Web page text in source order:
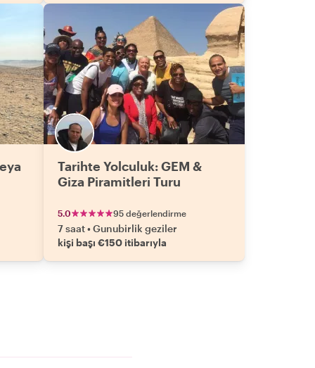
Tarihte Yolculuk: GEM &
Giza Piramitleri Turu
5.0 95 değerlendirme
7 saat•Gunubirlik geziler
kişi başı €150 itibarıyla